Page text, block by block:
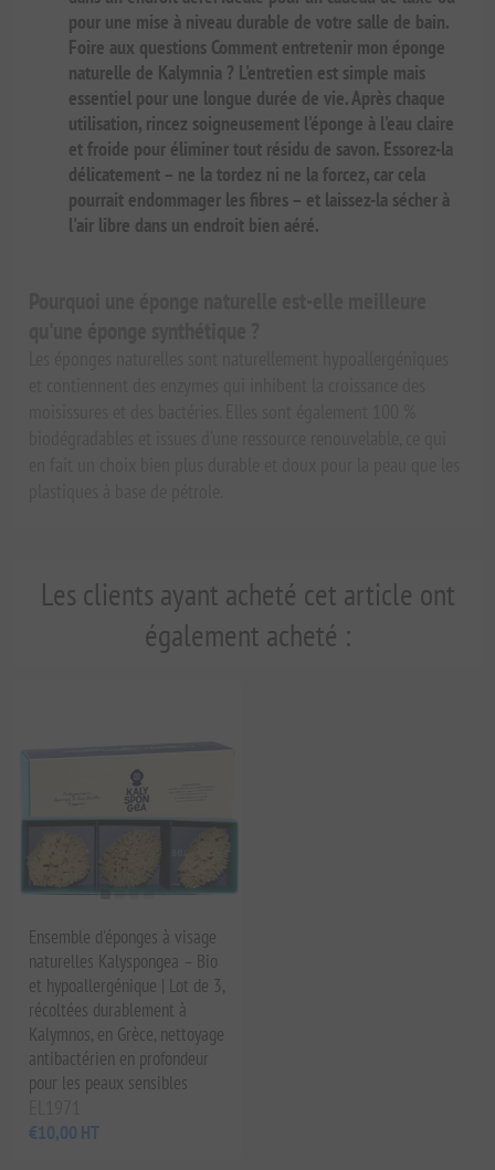
pour une mise à niveau durable de votre salle de bain.
Foire aux questions Comment entretenir mon éponge
naturelle de Kalymnia ? L'entretien est simple mais
essentiel pour une longue durée de vie. Après chaque
utilisation, rincez soigneusement l'éponge à l'eau claire
et froide pour éliminer tout résidu de savon. Essorez-la
délicatement – ne la tordez ni ne la forcez, car cela
pourrait endommager les fibres – et laissez-la sécher à
l'air libre dans un endroit bien aéré.
Les clients ayant acheté cet article ont
également acheté :
Ensemble d'éponges à visage
naturelles Kalyspongea – Bio
et hypoallergénique | Lot de 3,
récoltées durablement à
Kalymnos, en Grèce, nettoyage
antibactérien en profondeur
pour les peaux sensibles
€10,00 HT